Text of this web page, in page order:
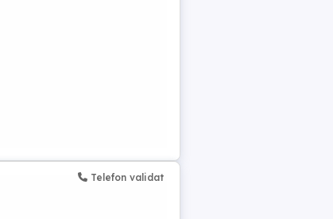
Telefon validat